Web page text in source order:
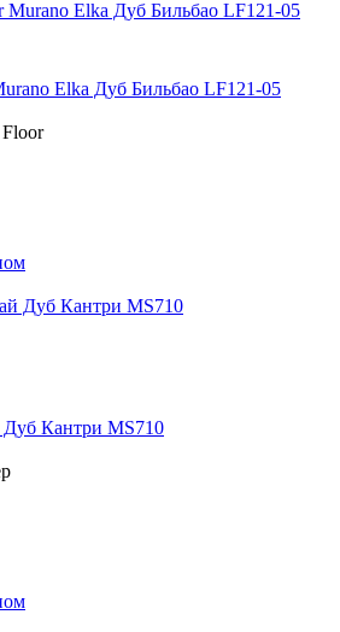
Elka Дуб Бильбао LF121-05
Кантри MS710